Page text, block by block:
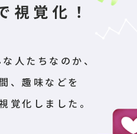
視覚化！
人たちなのか、
、趣味などを
覚化しました。